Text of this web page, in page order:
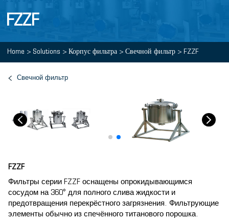
FZZF
Home > Solutions > Корпус фильтра > Свечной фильтр > FZZF
Свечной фильтр
FZZF
Фильтры серии FZZF оснащены опрокидывающимся
сосудом на 360° для полного слива жидкости и
предотвращения перекрёстного загрязнения. Фильтрующие
элементы обычно из спечённого титанового порошка.